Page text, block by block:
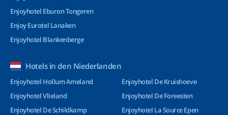
Enjoyhotel Eburon Tongeren
Enjoy Eurotel Lanaken
Enjoyhotel Blankenberge
Hotels in den Niederlanden
Enjoyhotel Hollum Ameland
Enjoyhotel Vlieland
Enjoyhotel De Schildkamp
Enjoyhotel De Kruishoeve
Enjoyhotel De Foreesten
Enjoyhotel La Source Epen